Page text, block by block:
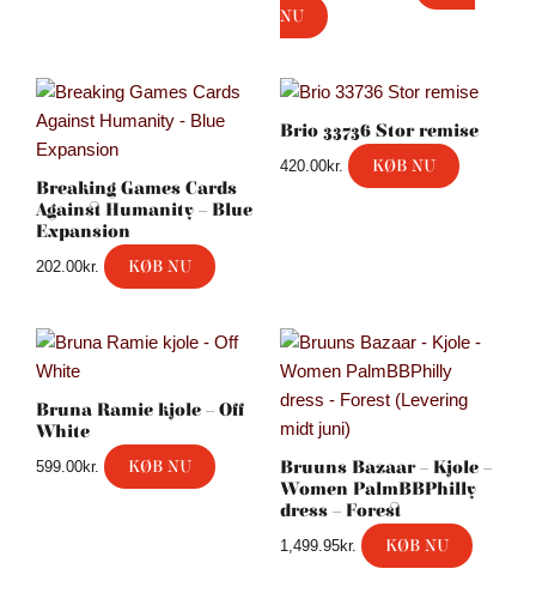
NU
Breaking Games Cards
Against Humanity – Blue
Expansion
202.00kr. KØB NU
Brio 33736 Stor remise
420.00kr. KØB NU
Bruna Ramie kjole – Off
White
599.00kr. KØB NU
Bruuns Bazaar – Kjole –
Women PalmBBPhilly
dress – Forest
1,499.95kr. KØB NU